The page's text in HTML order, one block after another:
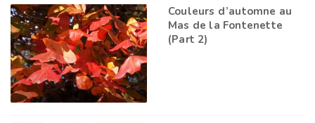
Couleurs d’automne au
Mas de la Fontenette
(Part 2)